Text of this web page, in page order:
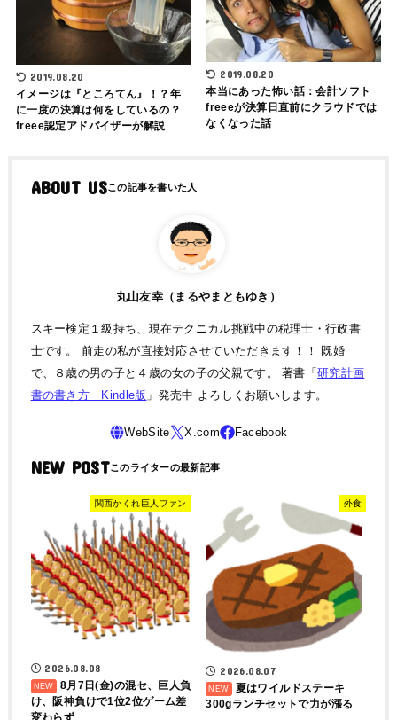
2019.08.20
イメージは『ところてん』！？年
に一度の決算は何をしているの？
freee認定アドバイザーが解説
2019.08.20
本当にあった怖い話：会計ソフト
freeeが決算日直前にクラウドでは
なくなった話
ABOUT US
丸山友幸（まるやまともゆき）
スキー検定１級持ち、現在テクニカル挑戦中の税理士・行政書
士です。 前走の私が直接対応させていただきます！！ 既婚
で、８歳の男の子と４歳の女の子の父親です。 著書「研究計画
書の書き方 Kindle版 」発売中 よろしくお願いします。
NEW POST
関西かくれ巨人ファン
2026.08.08
8月7日(金)の混セ、巨人負
け、阪神負けで1位2位ゲーム差
変わらず
外食
2026.08.07
夏はワイルドステーキ
300gランチセットで力が漲る